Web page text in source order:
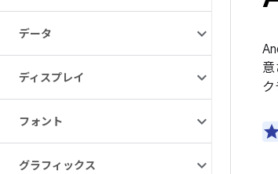
データ
ディスプレイ
フォント
グラフィックス